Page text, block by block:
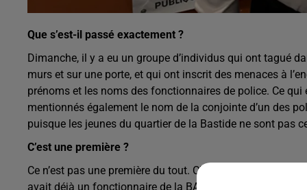
Que s’est-il passé exactement ?
Dimanche, il y a eu un groupe d’individus qui ont tagué
murs et sur une porte, et qui ont inscrit des menaces à
prénoms et les noms des fonctionnaires de police. Ce
mentionnés également le nom de la conjointe d’un des
puisque les jeunes du quartier de la Bastide ne sont pas
C’est une première ?
Ce n’est pas une première du tout. C’est la 3e fois que
avait déjà un fonctionnaire de la BAC qui avait l’objet de